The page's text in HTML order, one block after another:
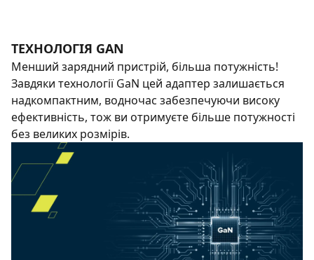
ТЕХНОЛОГІЯ GAN
Менший зарядний пристрій, більша потужність!
Завдяки технології GaN цей адаптер залишається
надкомпактним, водночас забезпечуючи високу
ефективність, тож ви отримуєте більше потужності
без великих розмірів.